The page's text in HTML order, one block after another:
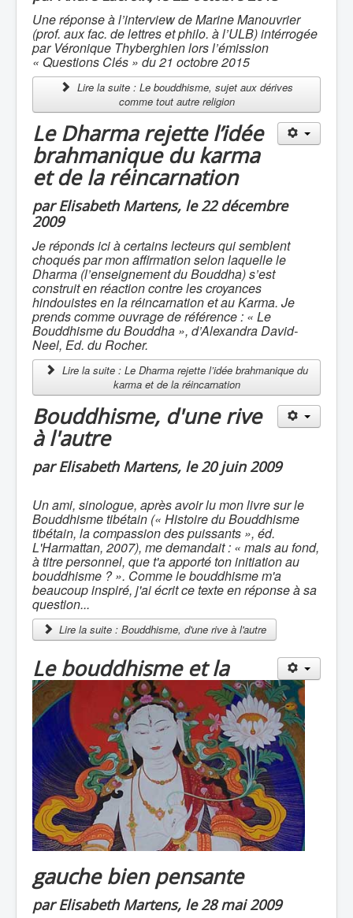
Une réponse à l’interview de Marine Manouvrier
(prof. aux fac. de lettres et philo. à l’ULB) intérrogée
par Véronique Thyberghien lors l’émission
« Questions Clés » du 21 octobre 2015
Lire la suite : Le bouddhisme, sujet aux dérives
comme tout autre religion
Le Dharma rejette l’idée
brahmanique du karma
et de la réincarnation
par Elisabeth Martens, le 22 décembre
2009
Je réponds ici à certains lecteurs qui semblent
choqués par mon affirmation selon laquelle le
Dharma (l’enseignement du Bouddha) s’est
construit en réaction contre les croyances
hindouistes en la réincarnation et au Karma. Je
prends comme ouvrage de référence : « Le
Bouddhisme du Bouddha », d’Alexandra David-
Neel, Ed. du Rocher.
Lire la suite : Le Dharma rejette l’idée brahmanique du
karma et de la réincarnation
Bouddhisme, d'une rive
à l'autre
par Elisabeth Martens, le 20 juin 2009
Un ami, sinologue, après avoir lu mon livre sur le
Bouddhisme tibétain (« Histoire du Bouddhisme
tibétain, la compassion des puissants », éd.
L'Harmattan, 2007), me demandait : « mais au fond,
à titre personnel, que t'a apporté ton initiation au
bouddhisme ? ». Comme le bouddhisme m'a
beaucoup inspiré, j'ai écrit ce texte en réponse à sa
question...
Lire la suite : Bouddhisme, d'une rive à l'autre
Le bouddhisme et la
gauche bien pensante
par Elisabeth Martens, le 28 mai 2009